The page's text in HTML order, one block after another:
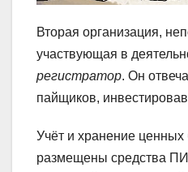
Вторая организация,
участвующая в
регистратор. Он
пайщиков,
Учёт и хранение ценных
размещены средства